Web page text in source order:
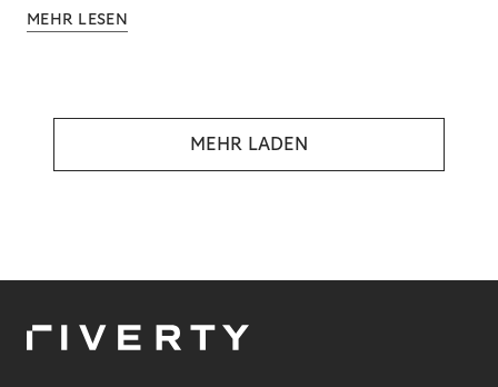
MEHR LESEN
MEHR LADEN